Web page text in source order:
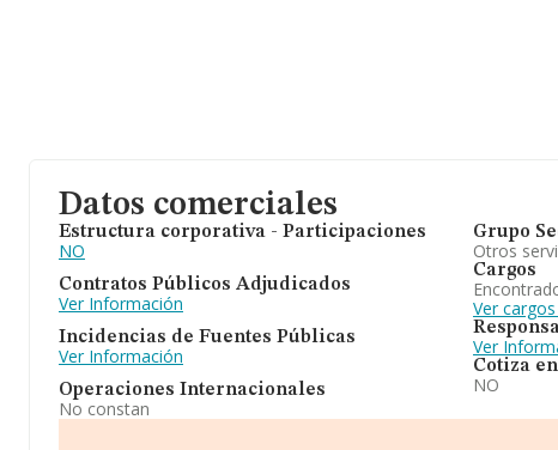
Datos comerciales
Estructura corporativa - Participaciones
NO
Contratos Públicos Adjudicados
Ver Información
Incidencias de Fuentes Públicas
Ver Información
Operaciones Internacionales
No constan
Grupo
Otros
Cargos
Ver
Ver
Cotiza
NO